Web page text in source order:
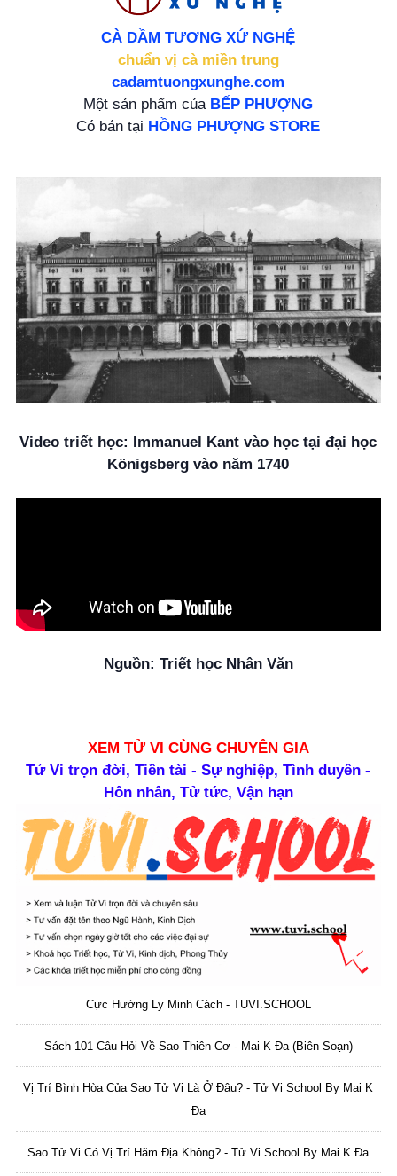
CÀ DẦM TƯƠNG XỨ NGHỆ
chuẩn vị cà miền trung
cadamtuongxunghe.com
Một sản phẩm của BẾP PHƯỢNG
Có bán tại HỒNG PHƯỢNG STORE
Video triết học: Immanuel Kant vào học tại đại học
Königsberg vào năm 1740
Nguồn: Triết học Nhân Văn
XEM TỬ VI CÙNG CHUYÊN GIA
Tử Vi trọn đời, Tiền tài - Sự nghiệp, Tình duyên -
Hôn nhân, Tử tức, Vận hạn
Cực Hướng Ly Minh Cách - TUVI.SCHOOL
Sách 101 Câu Hỏi Về Sao Thiên Cơ - Mai K Đa (biên Soạn)
Vị Trí Bình Hòa Của Sao Tử Vi Là Ở Đâu? - Tử Vi School By Mai K
Đa
Sao Tử Vi Có Vị Trí Hãm Địa Không? - Tử Vi School By Mai K Đa